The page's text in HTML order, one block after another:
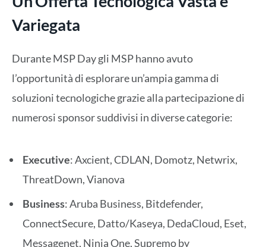
Variegata
Durante MSP Day gli MSP hanno avuto
l’opportunità di esplorare un’ampia gamma di
soluzioni tecnologiche grazie alla partecipazione di
numerosi sponsor suddivisi in diverse categorie:
Executive: Axcient, CDLAN, Domotz, Netwrix,
ThreatDown, Vianova
Business: Aruba Business, Bitdefender,
ConnectSecure, Datto/Kaseya, DedaCloud, Eset,
Messagenet, Ninja One, Supremo by